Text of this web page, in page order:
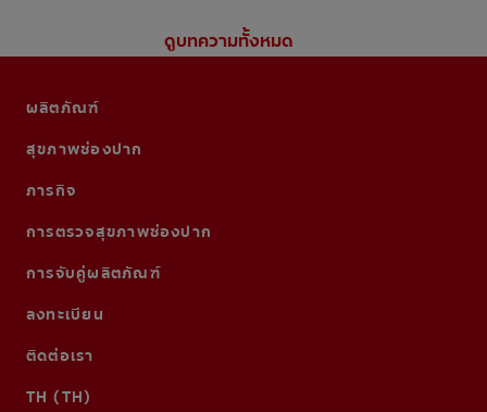
ดูบทความทั้งหมด
ผลิตภัณฑ์
สุขภาพช่องปาก
ภารกิจ
การตรวจสุขภาพช่องปาก
การจับคู่ผลิตภัณฑ์
ลงทะเบียน
ติดต่อเรา
TH (TH)